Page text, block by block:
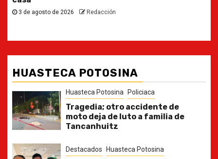
30 de julio de 2026
HUASTECA POTOSINA
Huasteca Potosina Policiaca
Tragedia; otro accidente de
moto deja de luto a familia de
Tancanhuitz
Destacados Huasteca Potosina